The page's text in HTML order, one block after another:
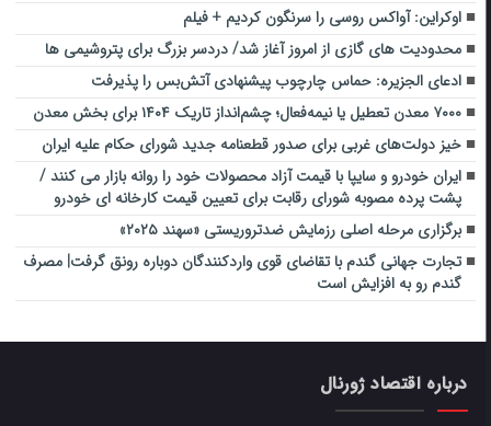
اوکراین: آواکس روسی را سرنگون کردیم + فیلم
محدودیت های گازی از امروز آغاز شد/ دردسر بزرگ برای پتروشیمی ها
ادعای الجزیره: حماس چارچوب پیشنهادی آتش‌بس را پذیرفت
۷۰۰۰ معدن تعطیل یا نیمه‌فعال؛ چشم‌انداز تاریک ۱۴۰۴ برای بخش معدن
خیز دولت‌های غربی برای صدور قطعنامه جدید شورای حکام علیه ایران
ایران خودرو و سایپا با قیمت آزاد محصولات خود را روانه بازار می کنند /
پشت پرده مصوبه شورای رقابت برای تعیین قیمت کارخانه ای خودرو
برگزاری مرحله اصلی رزمایش ضدتروریستی «سهند ۲۰۲۵»
تجارت جهانی گندم با تقاضای قوی واردکنندگان دوباره رونق گرفت| مصرف
گندم رو به افزایش است
درباره اقتصاد ژورنال